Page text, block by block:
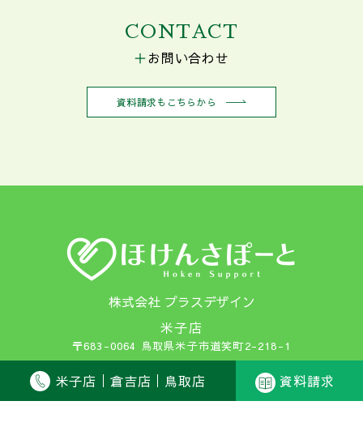
CONTACT
お問い合わせ
資料請求もこちらから
株式会社 プラスデザイン
米子店
〒683-0064 鳥取県米子市道笑町2-218-1
TEL：0859-34-5870 FAX：0859-35-9015
倉吉店
米子店 倉吉店 鳥取店 資料請求